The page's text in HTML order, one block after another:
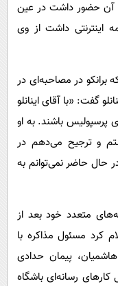
آن حضور داشت در عین
اینترنتی داشت از وی
در مصاحبه‌ای در
گفت: «با آقای اینانلو
باشند. به او
و ترجیح می‌دهم در
حال حاضر نمی‌توانم به
متعدد خود بعد از
کرد مسئول مذاکره با
پیمان حدادی
رسانه‌ای باشگاه